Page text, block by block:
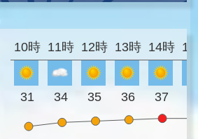
10時 11時 12時 13時 14時
31 34 35 36 37